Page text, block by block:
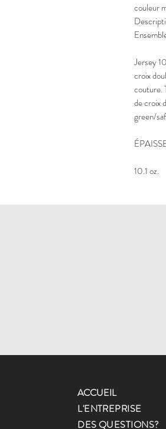
couleur
Jersey
croix
couture.
de croix
green/
10.1 oz.
ACCUEIL
L'ENTREPRISE
DES QUESTIONS?